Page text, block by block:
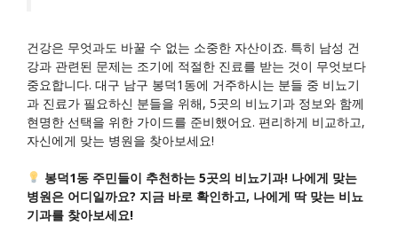
건강은 무엇과도 바꿀 수 없는 소중한 자산이죠. 특히 남성 건
강과 관련된 문제는 조기에 적절한 진료를 받는 것이 무엇보다
중요합니다. 대구 남구 봉덕1동에 거주하시는 분들 중 비뇨기
과 진료가 필요하신 분들을 위해, 5곳의 비뇨기과 정보와 함께
현명한 선택을 위한 가이드를 준비했어요. 편리하게 비교하고,
자신에게 맞는 병원을 찾아보세요!
봉덕1동 주민들이 추천하는 5곳의 비뇨기과! 나에게 맞는
병원은 어디일까요? 지금 바로 확인하고, 나에게 딱 맞는 비뇨
기과를 찾아보세요!